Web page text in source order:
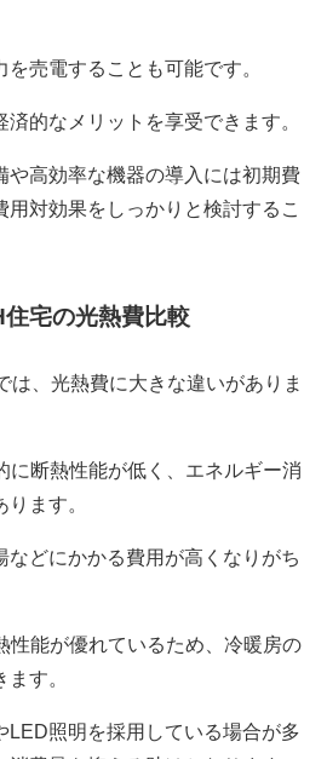
売電することも可能です。
的なメリットを享受できます。
や高効率な機器の導入には初期費
用対効果をしっかりと検討するこ
宅の光熱費比較
は、光熱費に大きな違いがありま
に断熱性能が低く、エネルギー消
ます。
などにかかる費用が高くなりがち
性能が優れているため、冷暖房の
す。
LED照明を採用している場合が多